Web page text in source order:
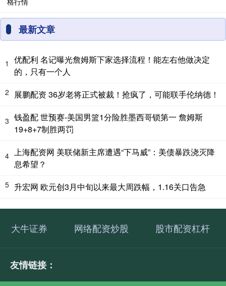
最新文章
1
优配利 名记曝光詹姆斯下家选择流程！能左右他做决定
的，只有一个人
2 展鹏配资 36岁老将正式被裁！抢疯了，可能联手伦纳德！
3 钱盈配 世预赛-美国男篮1分险胜墨西哥锁第一 詹姆斯
19+8+7制胜两罚
4 上海配资网 美联储新主席遭遇“下马威”：美债暴跌浇灭降
息希望？
5 升宏网 欧元创3月中旬以来最大周跌幅，1.16关口告急
大牛证券 网络配资炒股 股市配资杠杆
友情链接：